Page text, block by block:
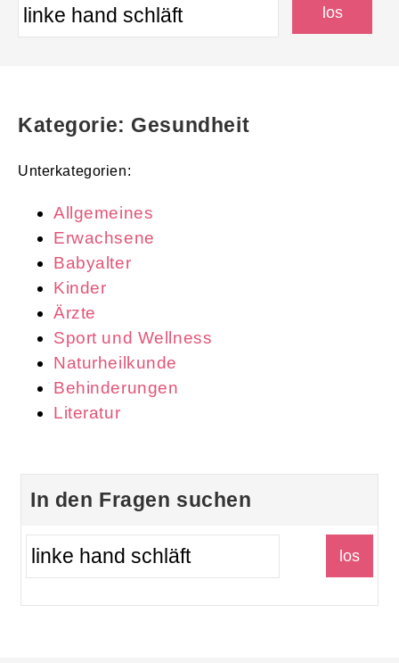
Kategorie: Gesundheit
Unterkategorien:
Allgemeines
Erwachsene
Babyalter
Kinder
Ärzte
Sport und Wellness
Naturheilkunde
Behinderungen
Literatur
In den Fragen suchen